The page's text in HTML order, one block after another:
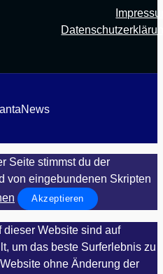
Seite stimmst du der
von eingebundenen Skripten
Akzeptieren
Website sind auf
um das beste Surferlebnis zu
ohne Änderung der